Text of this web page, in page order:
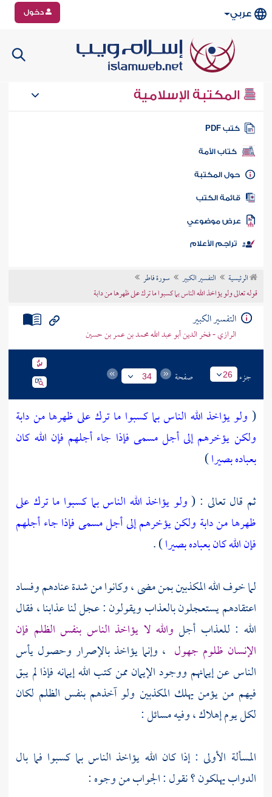
عربي دخول
المكتبة الإسلامية
كتب PDF
كتاب الأمة
المكتبة
الكتب
موضوعي
تراجم الأعلام
الرئيسية التفسير الكبير
سورة فاطر
قوله تعالى ولو يؤاخذ الله الناس بما كسبوا ما ترك على ظهرها من دابة
التفسير الكبير
الرازي - فخر الدين أبو عبد الله محمد بن عمر بن حسين
جزء 26 صفحة 34
( ولو يؤاخذ الله الناس بما كسبوا ما ترك على ظهرها من دابة
ولكن يؤخرهم إلى أجل مسمى فإذا جاء أجلهم فإن الله كان
بعباده بصيرا)
ثم قال تعالى : (ولو يؤاخذ الله الناس بما كسبوا ما ترك على
ظهرها من دابة ولكن يؤخرهم إلى أجل مسمى فإذا جاء أجلهم
فإن الله كان بعباده بصيرا) .
لما خوف الله المكذبين بمن مضى ، وكانوا من شدة عنادهم وفساد
اعتقادهم يستعجلون بالعذاب ويقولون : عجل لنا عذابنا ، فقال
الله : للعذاب أجل والله لا يؤاخذ الناس بنفس الظلم فإن
الإنسان ظلوم جهول ، وإنما يؤاخذ بالإصرار وحصول يأس
الناس عن إيمانهم ووجود الإيمان ممن كتب الله إيمانه فإذا لم يبق
فيهم من يؤمن يهلك المكذبين ولو آخذهم بنفس الظلم لكان
لكل يوم إهلاك ، وفيه مسائل :
المسألة الأولى : إذا كان الله يؤاخذ الناس بما كسبوا فما بال
الدواب يهلكون ؟ نقول : الجواب من وجوه :